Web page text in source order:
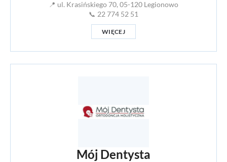
📍 ul. Krasińskiego 70, 05-120 Legionowo
📞 22 774 52 51
WIĘCEJ
Mój Dentysta